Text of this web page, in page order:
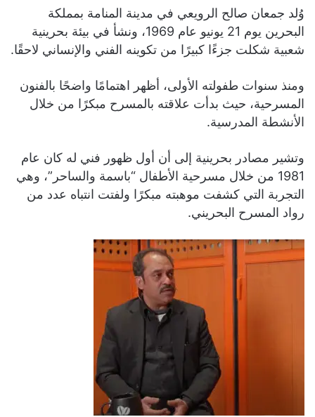
وُلد جمعان صالح الرويعي في مدينة المنامة بمملكة
البحرين يوم 21 يونيو عام 1969، ونشأ في بيئة بحرينية
شعبية شكلت جزءًا كبيرًا من تكوينه الفني والإنساني لاحقًا.
ومنذ سنوات طفولته الأولى، أظهر اهتمامًا واضحًا بالفنون
المسرحية، حيث بدأت علاقته بالمسرح مبكرًا من خلال
الأنشطة المدرسية.
وتشير مصادر بحرينية إلى أن أول ظهور فني له كان عام
1981 من خلال مسرحية الأطفال “باسمة والساحر”، وهي
التجربة التي كشفت موهبته مبكرًا ولفتت انتباه عدد من
رواد المسرح البحريني.